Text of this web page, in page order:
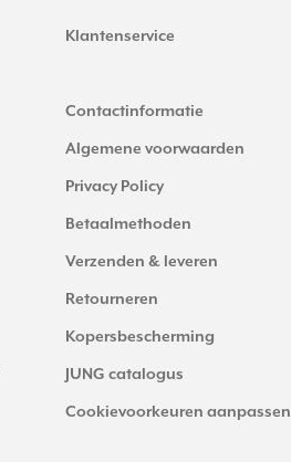
Klantenservice
Contactinformatie
Algemene voorwaarden
Privacy Policy
Betaalmethoden
Verzenden & leveren
Retourneren
Kopersbescherming
JUNG catalogus
Cookievoorkeuren aanpassen